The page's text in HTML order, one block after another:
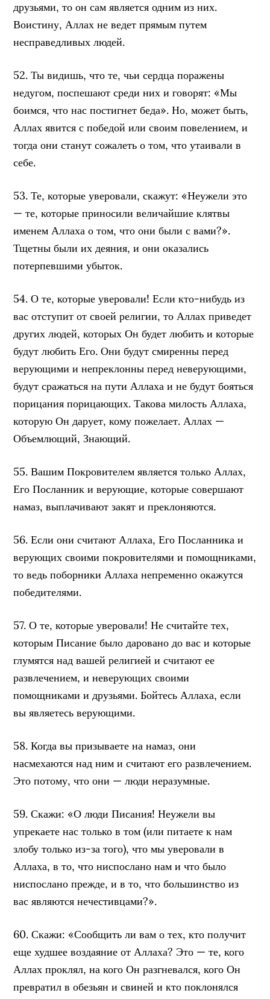
друзьями, то он сам является одним из них.
Воистину, Аллах не ведет прямым путем
несправедливых людей.
52. Ты видишь, что те, чьи сердца поражены
недугом, поспешают среди них и говорят: «Мы
боимся, что нас постигнет беда». Но, может быть,
Аллах явится с победой или своим повелением, и
тогда они станут сожалеть о том, что утаивали в
себе.
53. Те, которые уверовали, скажут: «Неужели это
— те, которые приносили величайшие клятвы
именем Аллаха о том, что они были с вами?».
Тщетны были их деяния, и они оказались
потерпевшими убыток.
54. О те, которые уверовали! Если кто-нибудь из
вас отступит от своей религии, то Аллах приведет
других людей, которых Он будет любить и которые
будут любить Его. Они будут смиренны перед
верующими и непреклонны перед неверующими,
будут сражаться на пути Аллаха и не будут бояться
порицания порицающих. Такова милость Аллаха,
которую Он дарует, кому пожелает. Аллах —
Объемлющий, Знающий.
55. Вашим Покровителем является только Аллах,
Его Посланник и верующие, которые совершают
намаз, выплачивают закят и преклоняются.
56. Если они считают Аллаха, Его Посланника и
верующих своими покровителями и помощниками,
то ведь поборники Аллаха непременно окажутся
победителями.
57. О те, которые уверовали! Не считайте тех,
которым Писание было даровано до вас и которые
глумятся над вашей религией и считают ее
развлечением, и неверующих своими
помощниками и друзьями. Бойтесь Аллаха, если
вы являетесь верующими.
58. Когда вы призываете на намаз, они
насмехаются над ним и считают его развлечением.
Это потому, что они — люди неразумные.
59. Скажи: «О люди Писания! Неужели вы
упрекаете нас только в том (или питаете к нам
злобу только из-за того), что мы уверовали в
Аллаха, в то, что ниспослано нам и что было
ниспослано прежде, и в то, что большинство из
вас являются нечестивцами?».
60. Скажи: «Сообщить ли вам о тех, кто получит
еще худшее воздаяние от Аллаха? Это — те, кого
Аллах проклял, на кого Он разгневался, кого Он
превратил в обезьян и свиней и кто поклонялся